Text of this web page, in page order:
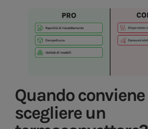
Quando conviene
scegliere un